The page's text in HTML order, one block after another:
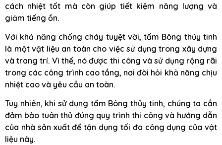
cách nhiệt tốt mà còn giúp tiết kiệm năng lượng và
giảm tiếng ồn.
Với khả năng chống cháy tuyệt vời, tấm Bông thủy tinh
là một vật liệu an toàn cho việc sử dụng trong xây dựng
và trang trí. Vì thế, nó được thi công và sử dụng rộng rãi
trong các công trình cao tầng, nơi đòi hỏi khả năng chịu
nhiệt cao và yêu cầu an toàn.
Tuy nhiên, khi sử dụng tấm Bông thủy tinh, chúng ta cần
đảm bảo tuân thủ đúng quy trình thi công và hướng dẫn
của nhà sản xuất để tận dụng tối đa công dụng của vật
liệu này.